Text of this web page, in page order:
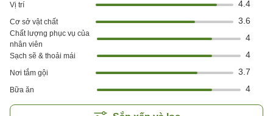
Vị trí 4.4
Cơ sở vật chất 3.6
Chất lượng phục vụ của
nhân viên
4
Sạch sẽ & thoải mái 4
Nơi tắm gội 3.7
Bữa ăn 4